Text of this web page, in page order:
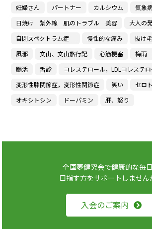
妊婦さん
パートナー カルシウム
気象
日焼け 紫外線 肌のトラブル 美容
大人の
自閉スペクトラム症
慢性的な痛み 抜け
風邪
文山、文山旅行記 心筋梗塞
梅雨
腸活
舌診
コレステロール，LDLコレステ
変形性膝関節症，変形性関節症
笑い
セロ
オキシトシン
ドーパミン 肝、怒り
全国夢健究会で健康的な毎
目指す方をサポートしません
入会のご案内